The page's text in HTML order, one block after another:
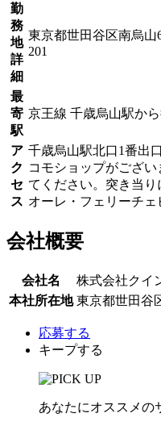
勤
務
地
詳
細
東京都世田谷区南烏山
201
最
寄
駅
京王線 千歳烏山駅か
ア
ク
セ
ス
千歳烏山駅北口1番出
コモショップがござ
てください。突き当
オーレ・フェリーチェ
会社概要
会社名
株式会社クイ
本社所在地 東京都世田谷
応募する
キープする
あなたにオススメの